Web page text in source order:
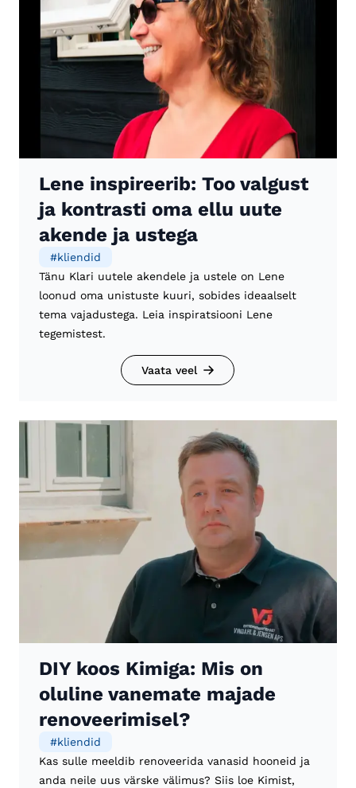
Lene inspireerib: Too valgust
ja kontrasti oma ellu uute
akende ja ustega
#kliendid
Tänu Klari uutele akendele ja ustele on Lene
loonud oma unistuste kuuri, sobides ideaalselt
tema vajadustega. Leia inspiratsiooni Lene
tegemistest.
Vaata veel
DIY koos Kimiga: Mis on
oluline vanemate majade
renoveerimisel?
#kliendid
Kas sulle meeldib renoveerida vanasid hooneid ja
anda neile uus värske välimus? Siis loe Kimist,